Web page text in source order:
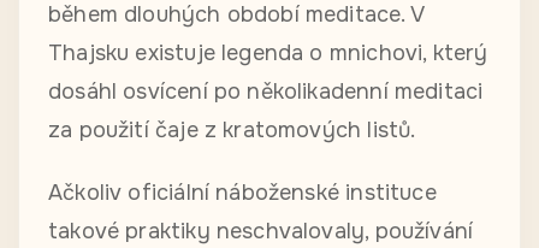
během dlouhých období meditace. V
Thajsku existuje legenda o mnichovi, který
dosáhl osvícení po několikadenní meditaci
za použití čaje z kratomových listů.
Ačkoliv oficiální náboženské instituce
takové praktiky neschvalovaly, používání